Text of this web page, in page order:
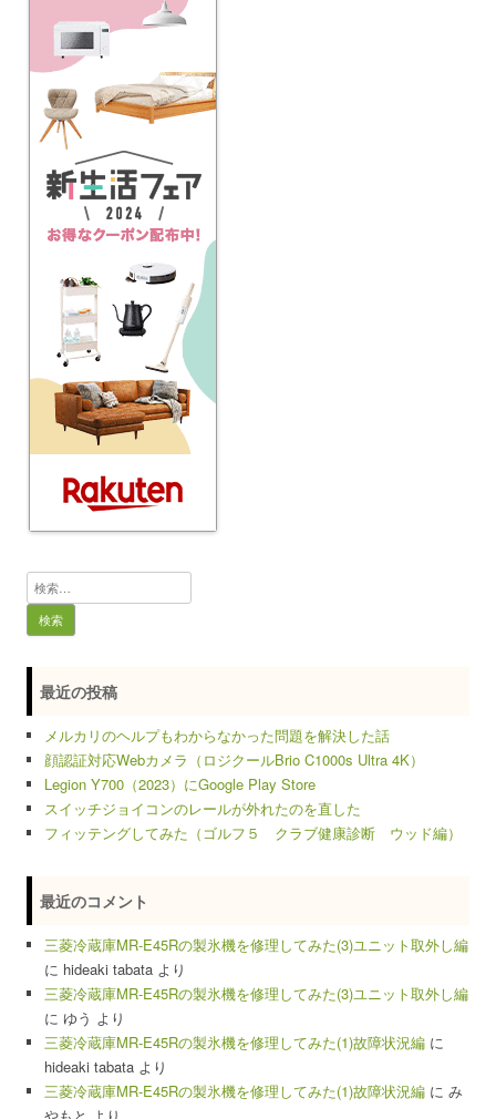
検
索:
最近の投稿
メルカリのヘルプもわからなかった問題を解決した話
顔認証対応Webカメラ（ロジクールBrio C1000s Ultra 4K）
Legion Y700（2023）にGoogle Play Store
スイッチジョイコンのレールが外れたのを直した
フィッテングしてみた（ゴルフ５ クラブ健康診断 ウッド編）
最近のコメント
三菱冷蔵庫MR-E45Rの製氷機を修理してみた(3)ユニット取外し編
に hideaki tabata より
三菱冷蔵庫MR-E45Rの製氷機を修理してみた(3)ユニット取外し編
に ゆう より
三菱冷蔵庫MR-E45Rの製氷機を修理してみた(1)故障状況編 に
hideaki tabata より
三菱冷蔵庫MR-E45Rの製氷機を修理してみた(1)故障状況編 に み